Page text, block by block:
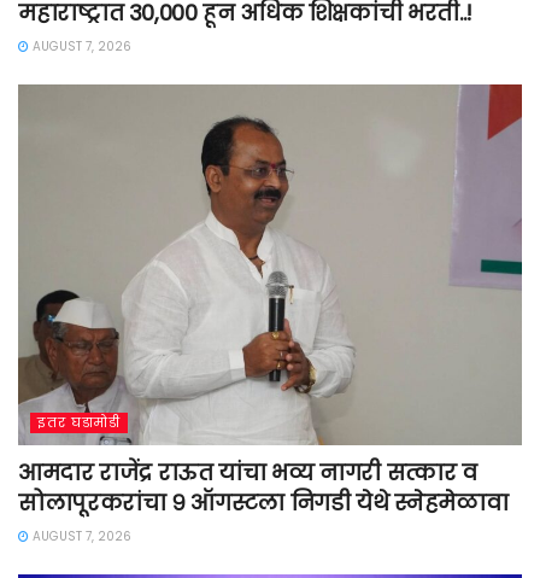
महाराष्ट्रात 30,000 हून अधिक शिक्षकांची भरती..!
AUGUST 7, 2026
इतर घडामोडी
आमदार राजेंद्र राऊत यांचा भव्य नागरी सत्कार व
सोलापूरकरांचा ९ ऑगस्टला निगडी येथे स्नेहमेळावा
AUGUST 7, 2026